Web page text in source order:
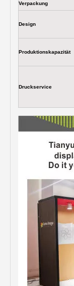
Verpackung
Design
Produktionskapazität
Druckservice